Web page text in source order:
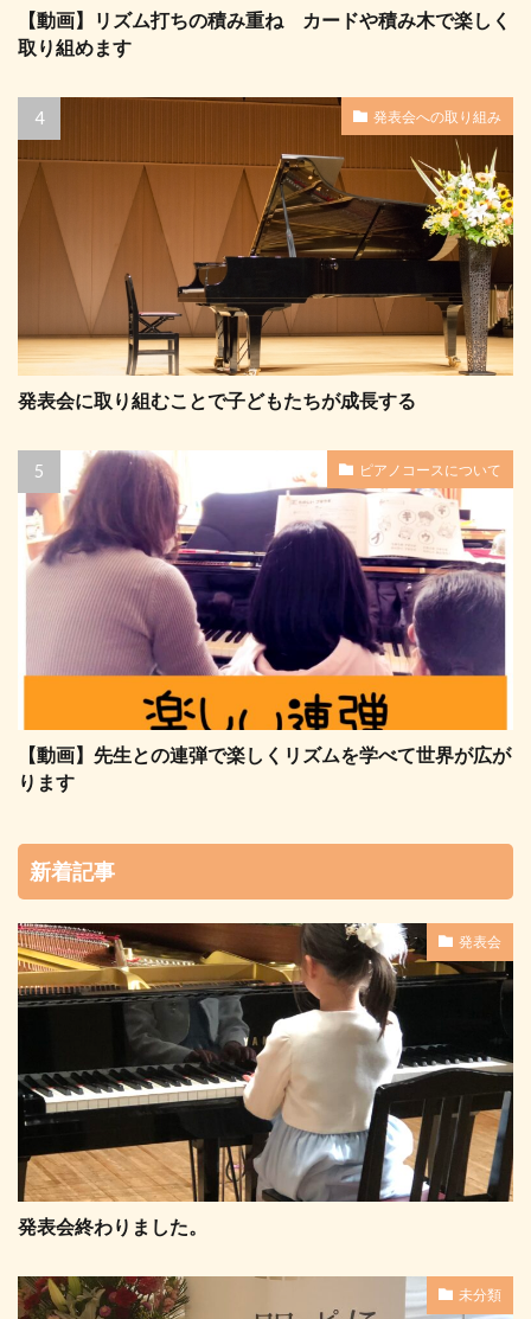
【動画】リズム打ちの積み重ね カードや積み木で楽しく
取り組めます
発表会への取り組み
発表会に取り組むことで子どもたちが成長する
ピアノコースについて
【動画】先生との連弾で楽しくリズムを学べて世界が広が
ります
新着記事
発表会
発表会終わりました。
未分類